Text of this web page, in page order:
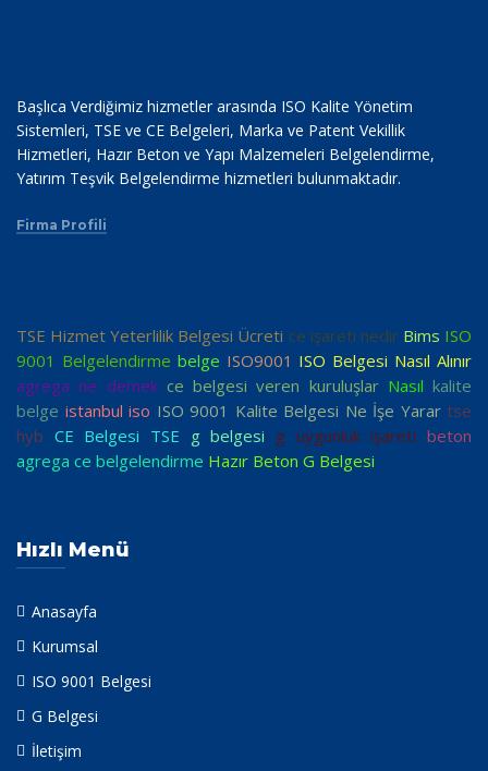
Başlıca Verdiğimiz hizmetler arasında ISO Kalite Yönetim
Sistemleri, TSE ve CE Belgeleri, Marka ve Patent Vekillik
Hizmetleri, Hazır Beton ve Yapı Malzemeleri Belgelendirme,
Yatırım Teşvik Belgelendirme hizmetleri bulunmaktadır.
Firma Profili
TSE Hizmet Yeterlilik Belgesi Ücreti ce işareti nedir Bims ISO
9001 Belgelendirme belge ISO9001 ISO Belgesi Nasıl Alınır
agrega ne demek ce belgesi veren kuruluşlar Nasıl kalite
belge istanbul iso ISO 9001 Kalite Belgesi Ne İşe Yarar tse
hyb CE Belgesi TSE g belgesi g uygunluk işareti beton
agrega ce belgelendirme Hazır Beton G Belgesi
Hızlı Menü
Anasayfa
Kurumsal
ISO 9001 Belgesi
G Belgesi
İletişim